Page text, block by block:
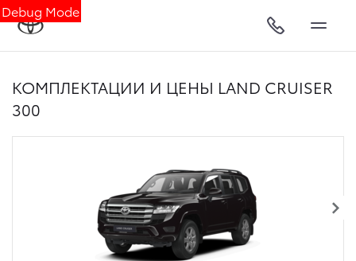
Debug Mode
КОМПЛЕКТАЦИИ И ЦЕНЫ LAND CRUISER
300